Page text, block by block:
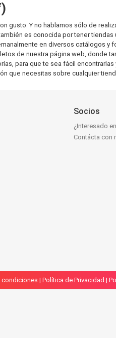
gusto. Y no hablamos sólo de
es conocida por tener
en diversos catálogos y
de nuestra página web, donde
para que te sea fácil
que necesitas sobre cualquier
Socios
¿Interesado
Contácta con
condiciones | Política de Privacidad |